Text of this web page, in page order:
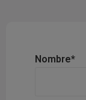
Nombre*